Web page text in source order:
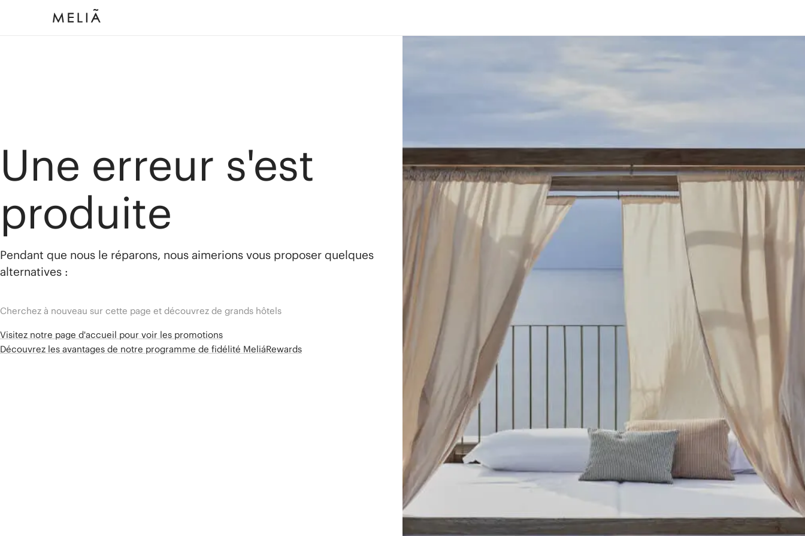
Une erreur s'est
produite
Pendant que nous le réparons, nous aimerions vous proposer quelques
alternatives :
Cherchez à nouveau sur cette page et découvrez de grands hôtels
Visitez notre page d'accueil pour voir les promotions
Découvrez les avantages de notre programme de fidélité MeliáRewards